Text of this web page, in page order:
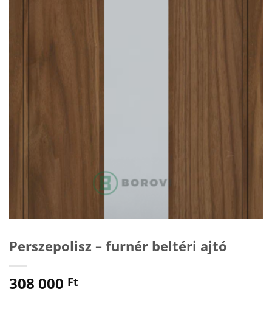
Perszepolisz – furnér beltéri ajtó
308 000 Ft